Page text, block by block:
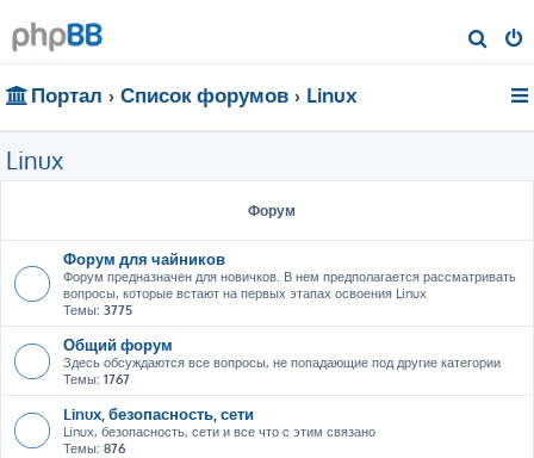
о
Портал Список форумов Linux
Linux
Форум
Форум для чайников
Форум предназначен для новичков. В нем предполагается рассматривать
вопросы, которые встают на первых этапах освоения Linux
Темы: 3775
Общий форум
Здесь обсуждаются все вопросы, не попадающие под другие категории
Темы: 1767
Linux, безопасность, сети
Linux, безопасность, сети и все что с этим связано
Темы: 876